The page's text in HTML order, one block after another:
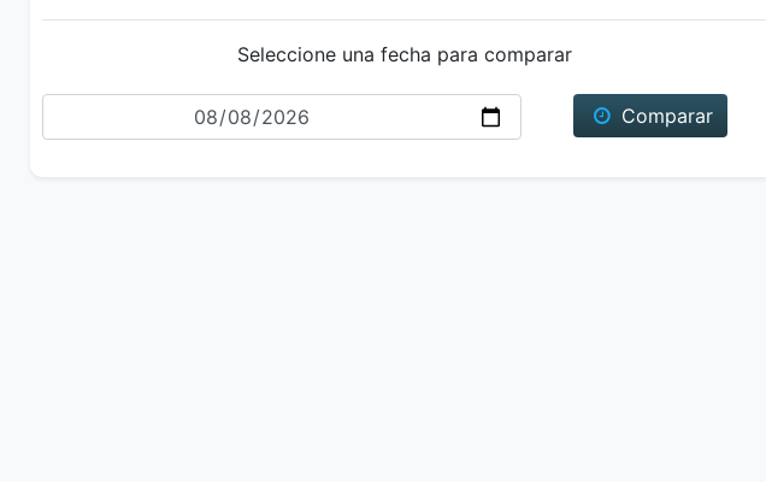
Seleccione una fecha para comparar
Fecha
Comparar